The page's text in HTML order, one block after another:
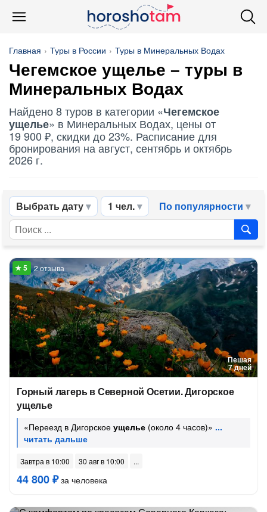
Главная Туры в России Туры в Минеральных Водах
Чегемское ущелье – туры в
Минеральных Водах
Найдено 8 туров в категории «Чегемское
ущелье» в Минеральных Водах, цены от
19 900 ₽, скидки до 23%. Расписание для
бронирования на август, сентябрь и октябрь
2026 г.
Выбрать дату 1 чел. По популярности
Пешая
7 дней
2 отзыва
Горный лагерь в Северной Осетии. Дигорское
ущелье
«Переезд в Дигорское ущелье (около 4 часов)»
Завтра в 10:00 30 авг в 10:00
44 800 ₽за человека